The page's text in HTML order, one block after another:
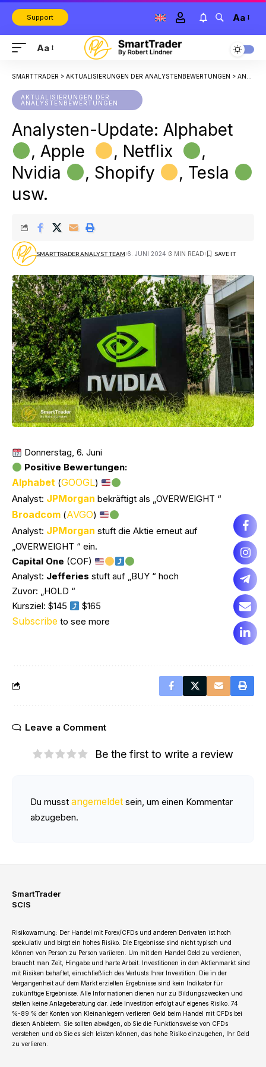
Support Aa
Aa
SMARTTRADER > AKTUALISIERUNGEN DER ANALYSTENBEWERTUNGEN > ANALYSTEN-UPDATE: ALPHABET
AKTUALISIERUNGEN DER
ANALYSTENBEWERTUNGEN
Analysten-Update: Alphabet
, Apple
, Netflix
,
Nvidia
, Shopify
, Tesla
usw.
SMARTTRADER ANALYST TEAM 6. JUNI 2024 3 MIN READ
Donnerstag, 6. Juni
Positive Bewertungen:
Alphabet (GOOGL)
Analyst: JPMorgan bekräftigt als „OVERWEIGHT “
Broadcom (AVGO)
Analyst: JPMorgan stuft die Aktie erneut auf
„OVERWEIGHT “ ein.
Capital One (COF)
Analyst: Jefferies stuft auf „BUY “ hoch
Zuvor: „HOLD “
Kursziel: $145
$165
Subscribe to see more
Leave a Comment
Be the first to write a review
Du musst angemeldet sein, um einen Kommentar
abzugeben.
SmartTrader
SCIS
Risikowarnung: Der Handel mit Forex/CFDs und anderen Derivaten ist hoch
spekulativ und birgt ein hohes Risiko. Die Ergebnisse sind nicht typisch und
können von Person zu Person variieren. Um mit dem Handel Geld zu verdienen,
braucht man Zeit, Hingabe und harte Arbeit. Investitionen in den Aktienmarkt sind
mit Risiken behaftet, einschließlich des Verlusts Ihrer Investition. Die in der
Vergangenheit auf dem Markt erzielten Ergebnisse sind kein Indikator für
zukünftige Ergebnisse. Alle Informationen dienen nur zu Bildungszwecken und
stellen keine Anlageberatung dar. Jede Investition erfolgt auf eigenes Risiko. 74
%-89 % der Konten von Kleinanlegern verlieren Geld beim Handel mit CFDs bei
diesen Anbietern. Sie sollten abwägen, ob Sie die Funktionsweise von CFDs
verstehen und ob Sie es sich leisten können, das hohe Risiko einzugehen, Ihr Geld
zu verlieren.